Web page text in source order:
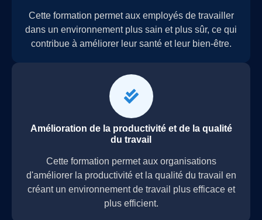
Cette formation permet aux employés de travailler
dans un environnement plus sain et plus sûr, ce qui
contribue à améliorer leur santé et leur bien-être.
Amélioration de la productivité et de la qualité
du travail
Cette formation permet aux organisations
d'améliorer la productivité et la qualité du travail en
créant un environnement de travail plus efficace et
plus efficient.